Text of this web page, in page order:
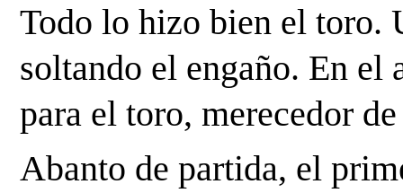
Todo lo hizo bien el toro.
soltando el engaño. En el
para el toro, merecedor
Abanto de partida, el